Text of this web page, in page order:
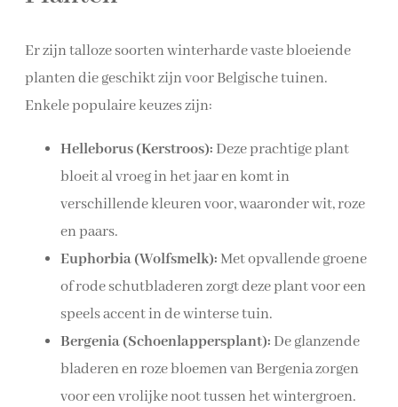
Er zijn talloze soorten winterharde vaste bloeiende
planten die geschikt zijn voor Belgische tuinen.
Enkele populaire keuzes zijn:
Helleborus (Kerstroos): Deze prachtige plant
bloeit al vroeg in het jaar en komt in
verschillende kleuren voor, waaronder wit, roze
en paars.
Euphorbia (Wolfsmelk):Met opvallende groene
of rode schutbladeren zorgt deze plant voor een
speels accent in de winterse tuin.
Bergenia (Schoenlappersplant): De glanzende
bladeren en roze bloemen van Bergenia zorgen
voor een vrolijke noot tussen het wintergroen.